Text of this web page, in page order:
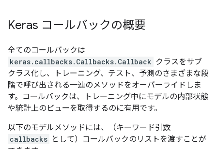
Keras コールバックの概要
全てのコールバックは
keras.callbacks.Callbacks.Callback クラスをサブ
クラス化し、トレーニング、テスト、予測のさまざまな段
階で呼び出される一連のメソッドをオーバーライドしま
す。コールバックは、トレーニング中にモデルの内部状態
や統計上のビューを取得するのに有用です。
以下のモデルメソッドには、（キーワード引数
callbacks として）コールバックのリストを渡すことが